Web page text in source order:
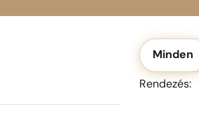
Okoliczność
Minden
Rendezés: